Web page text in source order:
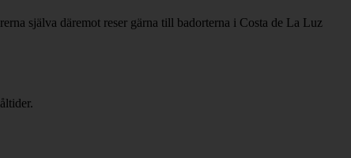
själva däremot reser gärna till badorterna i Costa de La Luz